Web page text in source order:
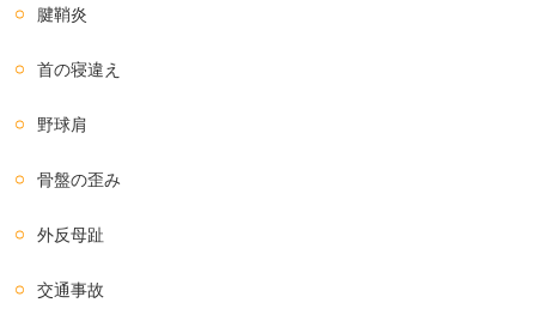
腱鞘炎
首の寝違え
野球肩
骨盤の歪み
外反母趾
交通事故